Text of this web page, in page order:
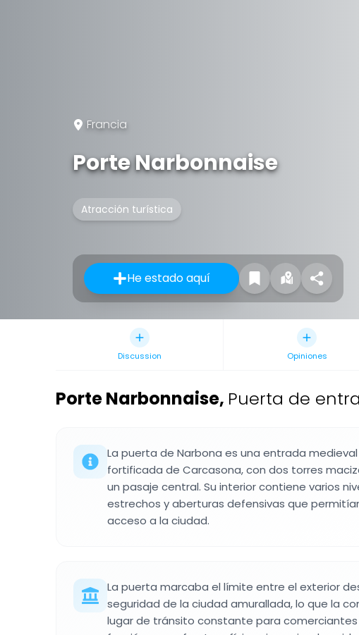
Francia
Porte Narbonnaise
Atracción turística
He estado aquí
Discussion Opiniones
Porte Narbonnaise, Puerta de
La puerta de Narbona es una entrada
fortificada de Carcasona, con dos torres
un pasaje central. Su interior contiene varios
estrechos y aberturas defensivas que
acceso a la ciudad.
La puerta marcaba el límite entre el exterior
seguridad de la ciudad amurallada, lo que la
lugar de tránsito constante para comerciantes